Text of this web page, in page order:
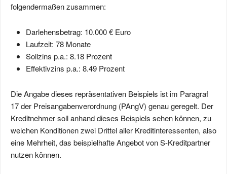
folgendermaßen zusammen:
Darlehensbetrag: 10.000 € Euro
Laufzeit: 78 Monate
Sollzins p.a.: 8.18 Prozent
Effektivzins p.a.: 8.49 Prozent
Die Angabe dieses repräsentativen Beispiels ist im Paragraf
17 der Preisangabenverordnung (PAngV) genau geregelt. Der
Kreditnehmer soll anhand dieses Beispiels sehen können, zu
welchen Konditionen zwei Drittel aller Kreditinteressenten, also
eine Mehrheit, das beispielhafte Angebot von S-Kreditpartner
nutzen können.